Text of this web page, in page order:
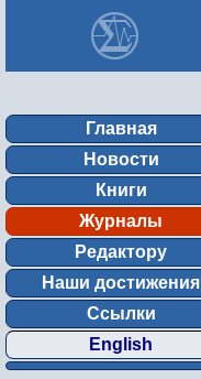
Главная
Новости
Книги
Журналы
Редактору
Наши достижения
Ссылки
English